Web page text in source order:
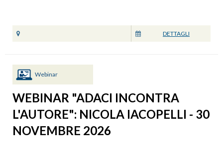
DETTAGLI
Webinar
WEBINAR "ADACI INCONTRA
L'AUTORE": NICOLA IACOPELLI - 30
NOVEMBRE 2026